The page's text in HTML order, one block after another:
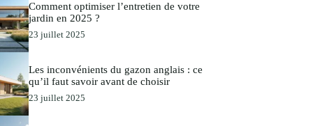
Comment optimiser l’entretien de votre
jardin en 2025 ?
23 juillet 2025
Les inconvénients du gazon anglais : ce
qu’il faut savoir avant de choisir
23 juillet 2025